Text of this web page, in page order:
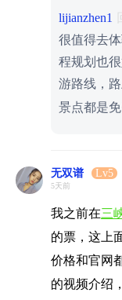
lijianzhen1
很值得去
程规划也
游路线，
景点都是免
无双谱 Lv5
5天前
我之前在三
的票，这上
价格和官网
的视频介绍